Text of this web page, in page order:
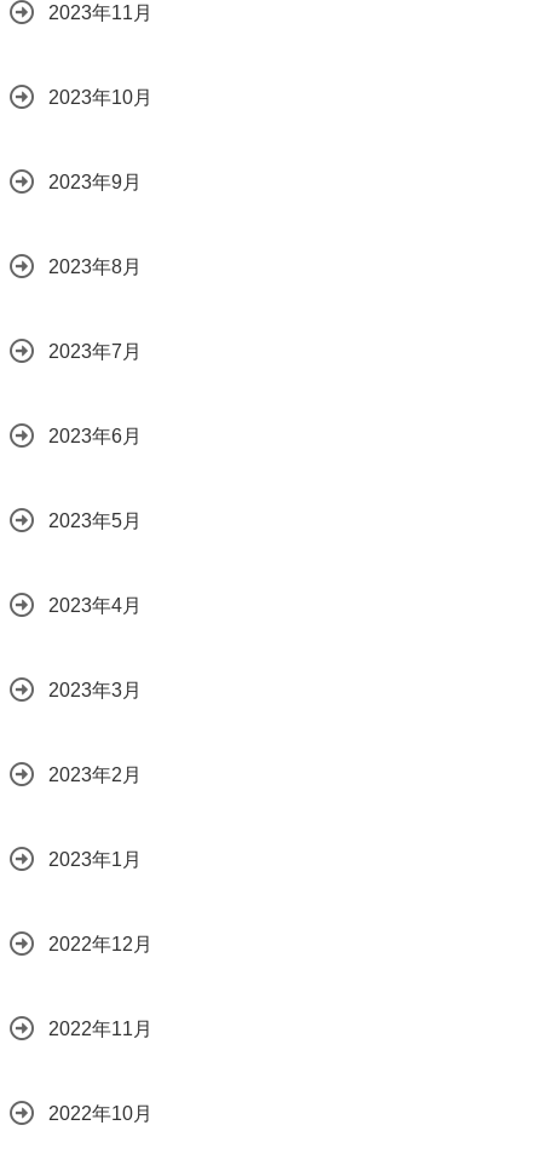
2023年11月
2023年10月
2023年9月
2023年8月
2023年7月
2023年6月
2023年5月
2023年4月
2023年3月
2023年2月
2023年1月
2022年12月
2022年11月
2022年10月